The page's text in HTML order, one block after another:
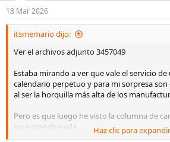
n
e
s
18 Mar 2026
itsmemario dijo:
Ver el archivos adjunto 3457049
Estaba mirando a ver que vale el servicio
calendario perpetuo y para mi sorpresa
al ser la horquilla más alta de los
Pero es que luego he visto la columna de
no entiendo nada
Haz clic para